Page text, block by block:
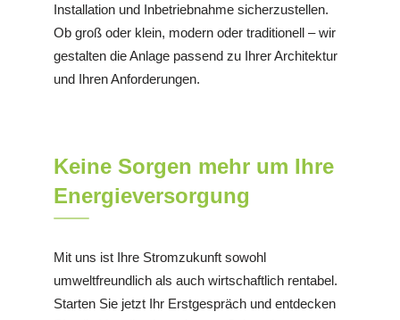
Installation und Inbetriebnahme sicherzustellen.
Ob groß oder klein, modern oder traditionell – wir
gestalten die Anlage passend zu Ihrer Architektur
und Ihren Anforderungen.
Keine Sorgen mehr um Ihre
Energieversorgung
Mit uns ist Ihre Stromzukunft sowohl
umweltfreundlich als auch wirtschaftlich rentabel.
Starten Sie jetzt Ihr Erstgespräch und entdecken